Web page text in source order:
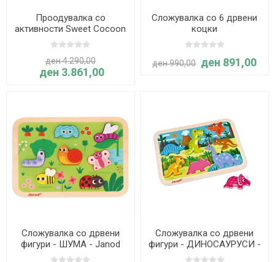
Проодувалка со
активности Sweet Cocoon
- Janod
ден 4.290,00
ден 3.861,00
Сложувалка со 6 дрвени
коцки
ден 990,00 ден 891,00
Сложувалка со дрвени
фигури - ШУМА - Janod
Сложувалка со дрвени
фигури - ДИНОСАУРУСИ -
Janod